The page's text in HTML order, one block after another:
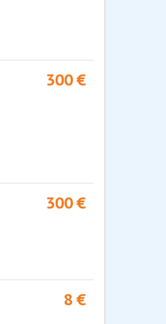
300 €
300 €
8 €